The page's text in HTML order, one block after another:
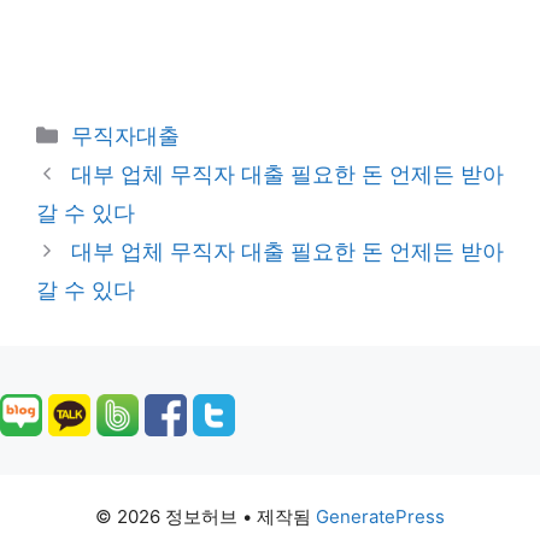
카
테
리
무직자대출
대부 업체 무직자 대출 필요한 돈 언제든 받아
갈 수 있다
대부 업체 무직자 대출 필요한 돈 언제든 받아
갈 수 있다
© 2026 정보허브 • 제작됨 GeneratePress